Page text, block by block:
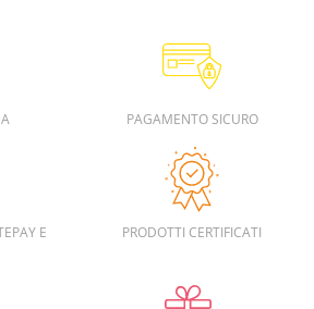
PAGAMENTO SICURO
E
PRODOTTI CERTIFICATI